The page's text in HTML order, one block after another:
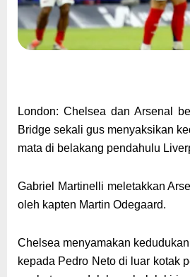
London: Chelsea dan Arsenal
Bridge sekali gus menyaksikan
mata di belakang pendahulu
Gabriel Martinelli meletakkan
oleh kapten Martin Odegaard.
Chelsea menyamakan
kepada Pedro Neto di luar kotak